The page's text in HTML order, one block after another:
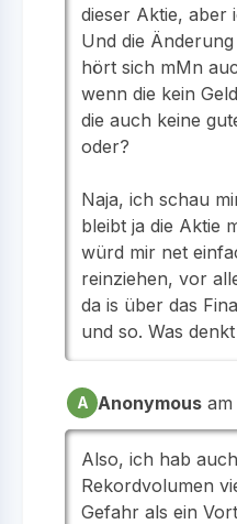
dieser Aktie, aber
Und die
hört sich mMn
wenn die kein
die auch keine
oder?
Naja, ich schau
bleibt ja die Aktie
würd mir net
reinziehen, vor
da is über das
und so. Was
A Anonymous am
Also, ich hab
Rekordvolumen
Gefahr als ein